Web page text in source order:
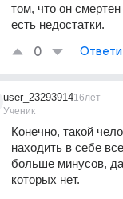
том, что он смертен
есть недостатки.
0
user_23293914
Ученик
16лет
Конечно, такой
находить в себе
больше минусов,
которых нет.